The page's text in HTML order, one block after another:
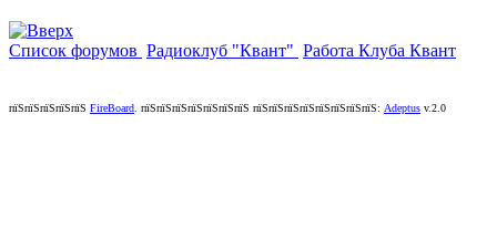
Список форумов Радиоклуб "Квант" Работа Клуба Квант
пїЅпїЅпїЅпїЅпїЅ FireBoard пїЅпїЅпїЅпїЅпїЅпїЅпїЅ пїЅпїЅпїЅпїЅпїЅпїЅпїЅпїЅ: Adeptus v.2.0